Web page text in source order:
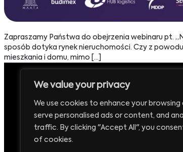
We value your privacy
We use cookies to enhance your browsing
serve personalised ads or content, and
traffic. By clicking "Accept All", you
of cookies.
Zapraszamy Państwa do obejrzenia webinaru pt.
sposób dotyka rynek nieruchomości. Czy z
mieszkania i domu, mimo […]
Siedziba:
Executive Club Sp. z o.o.
ul. Krucza 16/22
00-526 Warszawa